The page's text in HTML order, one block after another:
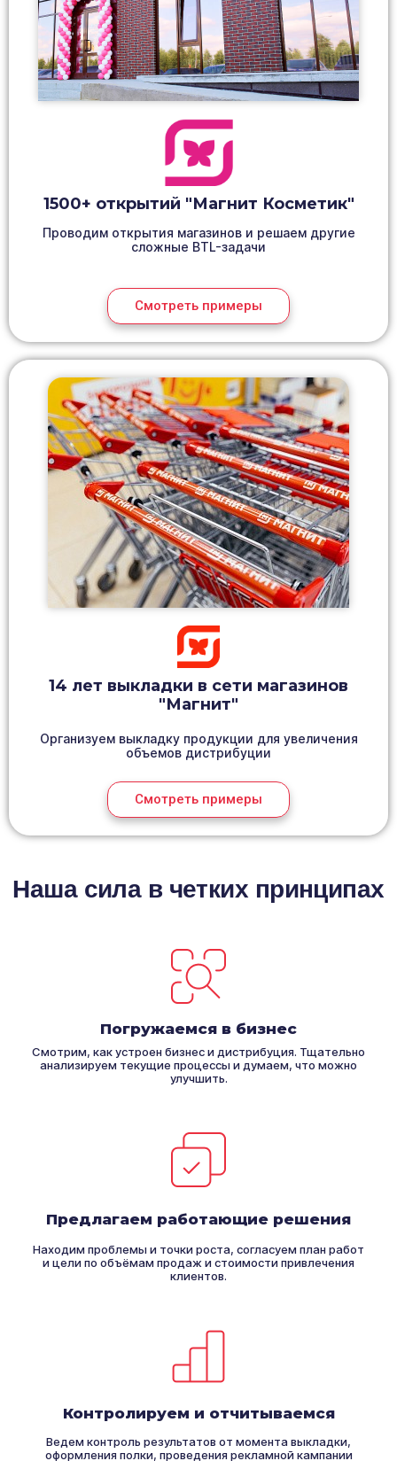
1500+ открытий "Магнит Косметик"
Проводим открытия магазинов и решаем другие
сложные BTL-задачи
Смотреть примеры
14 лет выкладки в сети магазинов
"Магнит"
Организуем выкладку продукции для увеличения
объемов дистрибуции
Смотреть примеры
Наша сила в четких принципах
Погружаемся в бизнес
Смотрим, как устроен бизнес и дистрибуция. Тщательно
анализируем текущие процессы и думаем, что можно
улучшить.
Предлагаем работающие решения
Находим проблемы и точки роста, согласуем план работ
и цели по объёмам продаж и стоимости привлечения
клиентов.
Контролируем и отчитываемся
Ведем контроль результатов от момента выкладки,
оформления полки, проведения рекламной кампании